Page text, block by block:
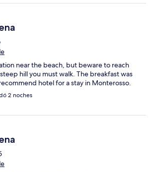
near the beach, but beware to reach
hill you must walk. The breakfast was
hotel for a stay in Monterosso.
2 noches